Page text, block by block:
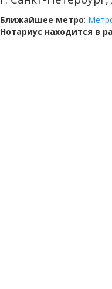
Ближайшее метро:
Нотариус находится в